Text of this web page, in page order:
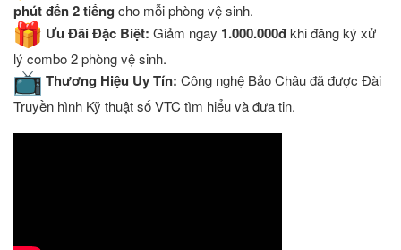
phút đến 2 tiếng cho mỗi phòng vệ sinh.
Ưu Đãi Đặc Biệt: Giảm ngay 1.000.000đkhi đăng ký xử
lý combo 2 phòng vệ sinh.
Thương Hiệu Uy Tín: Công nghệ Bảo Châu đã được Đài
Truyền hình Kỹ thuật số VTC tìm hiểu và đưa tin.